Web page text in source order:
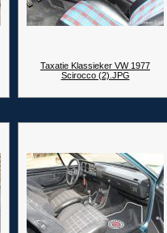
Taxatie Klassieker VW 1977
Scirocco (2).JPG